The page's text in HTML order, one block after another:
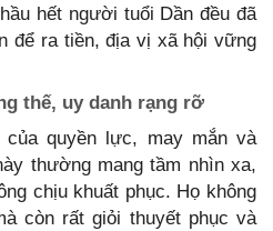
hết người tuổi Dần đều đã
để ra tiền, địa vị xã hội vững
thế, uy danh rạng rỡ
quyền lực, may mắn và
thường mang tầm nhìn xa,
chịu khuất phục. Họ không
còn rất giỏi thuyết phục và